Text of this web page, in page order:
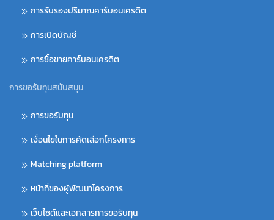
การรับรองปริมาณคาร์บอนเครดิต
การเปิดบัญชี
การซื้อขายคาร์บอนเครดิต
การขอรับทุนสนับสนุน
การขอรับทุน
เงื่อนไขในการคัดเลือกโครงการ
Matching platform
หน้าที่ของผู้พัฒนาโครงการ
เว็บไซต์และเอกสารการขอรับทุน